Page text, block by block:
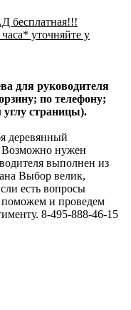
бесплатная!!!
уточняйте у
для руководителя
по телефону;
углу страницы).
деревянный
Возможно нужен
выполнен из
Выбор велик,
есть вопросы
и проведем
8-495-888-46-15